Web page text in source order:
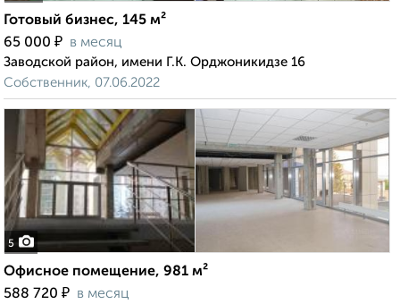
Готовый бизнес, 145 м²
65 000 ₽ в месяц
Заводской район, имени Г.К. Орджоникидзе 16
Собственник, 07.06.2022
5
Офисное помещение, 981 м²
588 720 ₽ в месяц